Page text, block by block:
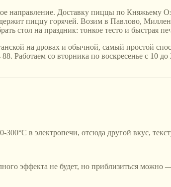
Доставку пиццы по Княжьему
держит пиццу горячей. Возим в Павлово,
стол на праздник: тонкое тесто и быстрая
на дровах и обычной, самый простой
Работаем со вторника по воскресенье с
300°C в электропечи, отсюда другой вкус,
эффекта не будет, но приблизиться